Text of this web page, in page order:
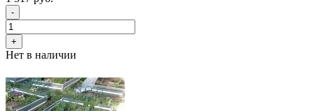
-
+
Нет в наличии